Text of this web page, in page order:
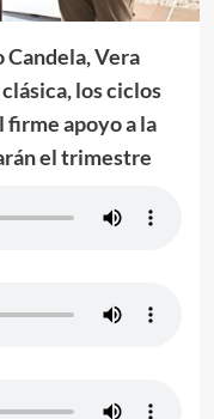
Candela, Vera
los ciclos
firme apoyo a la
el trimestre